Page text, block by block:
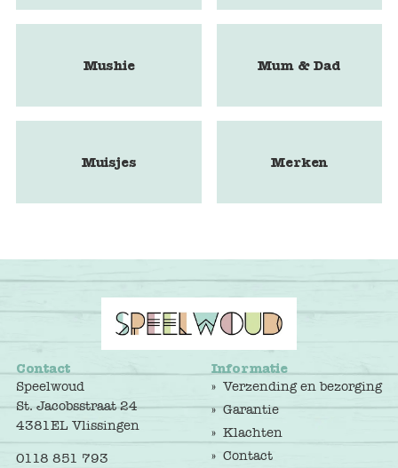
Mushie Mum & Dad
Muisjes Merken
Contact
Speelwoud
St. Jacobsstraat 24
4381EL Vlissingen
0118 851 793
Informatie
Verzending en bezorging
Garantie
Klachten
Contact